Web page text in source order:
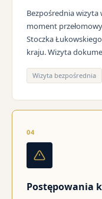
Bezpośrednia wizyta
moment
Stoczka
kraju. Wizyta
Wizyta bezpośrednia
04
Postępowania